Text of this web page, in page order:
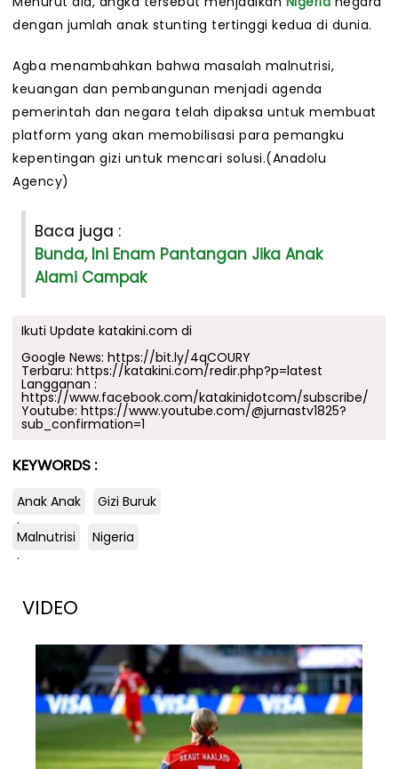
dengan jumlah anak stunting tertinggi kedua di dunia.
Agba menambahkan bahwa masalah malnutrisi,
keuangan dan pembangunan menjadi agenda
pemerintah dan negara telah dipaksa untuk membuat
platform yang akan memobilisasi para pemangku
kepentingan gizi untuk mencari solusi.(Anadolu
Agency)
Baca juga :
Bunda, Ini Enam Pantangan Jika Anak
Alami Campak
Ikuti Update katakini.com di
Google News: https://bit.ly/4qCOURY
Terbaru: https://katakini.com/redir.php?p=latest
Langganan :
https://www.facebook.com/katakinidotcom/subscribe/
Youtube: https://www.youtube.com/@jurnastv1825?
sub_confirmation=1
KEYWORDS :
Anak Anak
Gizi Buruk
.
Malnutrisi
Nigeria
.
VIDEO